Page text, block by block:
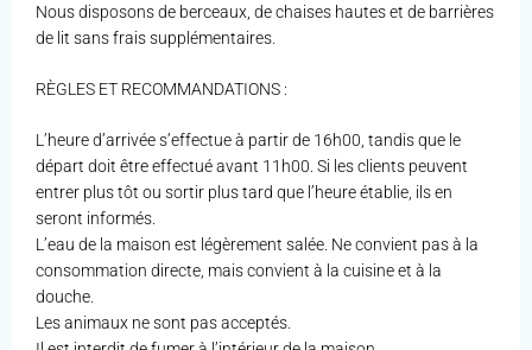
Nous disposons de berceaux, de chaises hautes et de barrières
de lit sans frais supplémentaires.
RÈGLES ET RECOMMANDATIONS :
L’heure d’arrivée s’effectue à partir de 16h00, tandis que le
départ doit être effectué avant 11h00. Si les clients peuvent
entrer plus tôt ou sortir plus tard que l’heure établie, ils en
seront informés.
L’eau de la maison est légèrement salée. Ne convient pas à la
consommation directe, mais convient à la cuisine et à la
douche.
Les animaux ne sont pas acceptés.